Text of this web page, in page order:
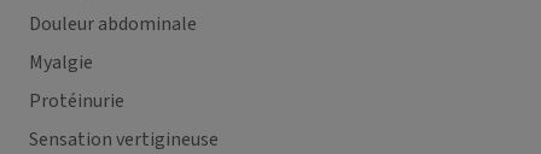
Douleur abdominale
Myalgie
Protéinurie
Sensation vertigineuse